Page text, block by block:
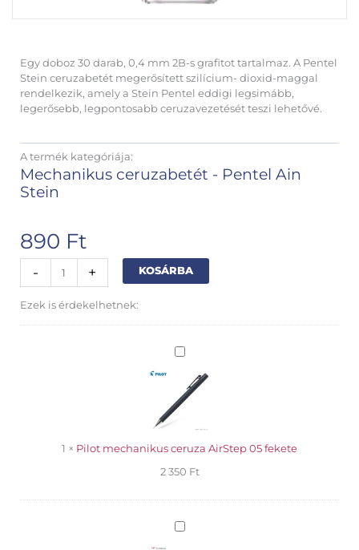
Egy doboz 30 darab, 0,4 mm 2B-s grafitot tartalmaz. A Pentel
Stein ceruzabetét megerősített szilícium- dioxid-maggal
rendelkezik, amely a Stein Pentel eddigi legsimább,
legerősebb, legpontosabb ceruzavezetését teszi lehetővé.
A termék kategóriája:
Mechanikus ceruzabetét - Pentel Ain
Stein
890 Ft
-
ceruzabetét
04mm
+ KOSÁRBA
Ezek is érdekelhetnek:
Pilot
ceruza
AirStep
05
fekete
1 × Pilot mechanikus ceruza AirStep 05 fekete
2 350 Ft
Tombow